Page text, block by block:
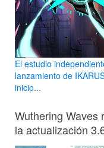
El estudio
lanzamiento de
inicio...
Wuthering Waves
la actualización